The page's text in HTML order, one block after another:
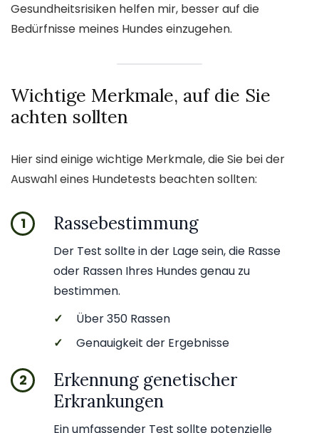
Gesundheitsrisiken helfen mir, besser auf die
Bedürfnisse meines Hundes einzugehen.
Wichtige Merkmale, auf die Sie
achten sollten
Hier sind einige wichtige Merkmale, die Sie bei der
Auswahl eines Hundetests beachten sollten:
1 Rassebestimmung
Der Test sollte in der Lage sein, die Rasse
oder Rassen Ihres Hundes genau zu
bestimmen.
✓
Über 350 Rassen
✓
Genauigkeit der Ergebnisse
2
Erkennung genetischer
Erkrankungen
Ein umfassender Test sollte potenzielle